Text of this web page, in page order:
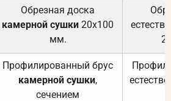
Обрезная доска
камерной сушки 20х100
мм.
Профилированный брус
камерной сушки,
сечением